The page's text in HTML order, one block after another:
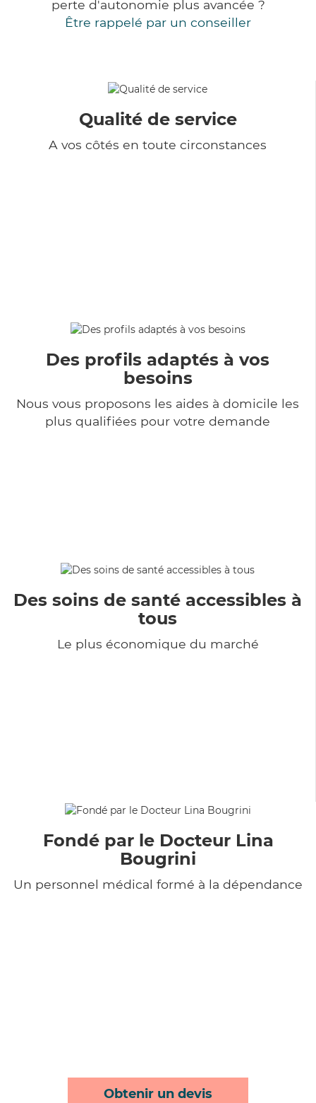
perte d'autonomie plus avancée ?
Être rappelé par un conseiller
Qualité de service
A vos côtés en toute circonstances
Des profils adaptés à vos
besoins
Nous vous proposons les aides à domicile les
plus qualifiées pour votre demande
Des soins de santé accessibles à
tous
Le plus économique du marché
Fondé par le Docteur Lina
Bougrini
Un personnel médical formé à la dépendance
Obtenir un devis